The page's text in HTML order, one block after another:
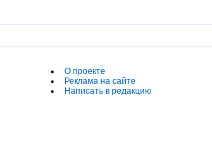
О проекте
Реклама на сайте
Написать в редакцию